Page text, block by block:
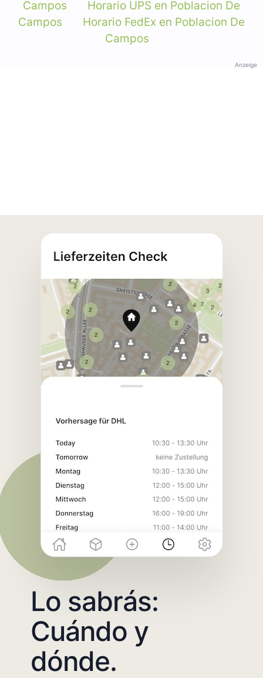
Campos
Horario UPS en Poblacion De
Campos
Horario FedEx en Poblacion De
Campos
Anzeige
Lo sabrás:
Cuándo y
dónde.